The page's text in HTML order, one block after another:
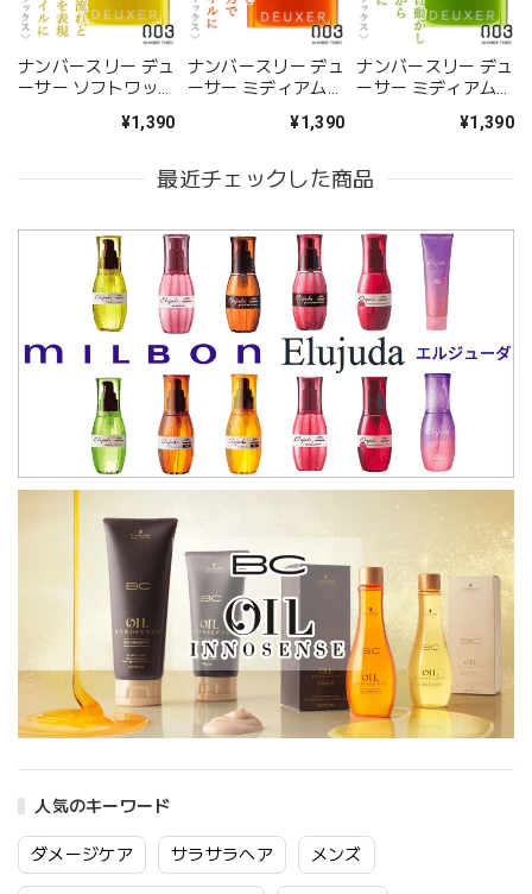
人気のキーワード
ダメージケア サラサラヘア メンズ
ナンバースリー デュ
ーサー ソフトワック
¥1,390
ナンバースリー デュ
ーサー ミディアムソ
¥1,390
ナンバースリー デュ
ーサー ミディアムハ
¥1,390
最近チェックした商品